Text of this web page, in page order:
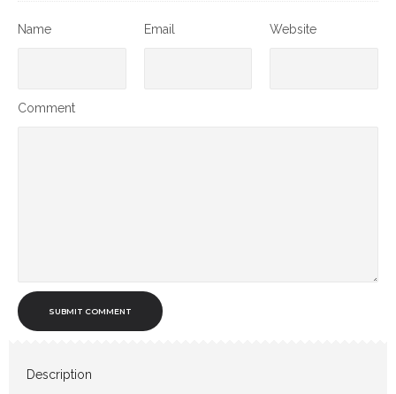
Name Email Website
Comment
SUBMIT COMMENT
Description